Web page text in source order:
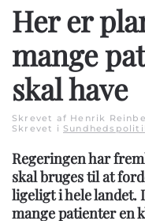
Her er
mange
skal have
Skrevet af Henrik
Skrevet i
Regeringen har
skal bruges til at
ligeligt i hele landet.
mange patienter en